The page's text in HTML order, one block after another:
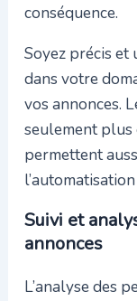
conséquence.
Soyez précis et
dans votre
vos annonces.
seulement plus
permettent
Suivi et
annonces
L’analyse des